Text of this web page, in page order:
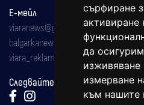
сърфиране
активиране
да
изживяване
измерване
към нашите
Е-мейл
viaranews@gmail.com
balgarkanews@gmail.com
viara_reklama@mail.bg
Следвайте ни: